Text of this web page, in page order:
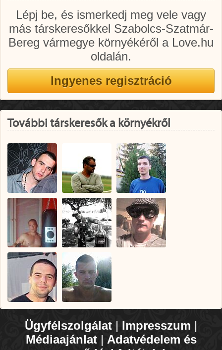
Lépj be, és ismerkedj meg vele vagy
más társkeresőkkel Szabolcs-Szatmár-
Bereg vármegye környékéről a Love.hu
oldalán.
További társkeresők a környékről
Ügyfélszolgálat | Impresszum |
Médiaajánlat| Adatvédelem és